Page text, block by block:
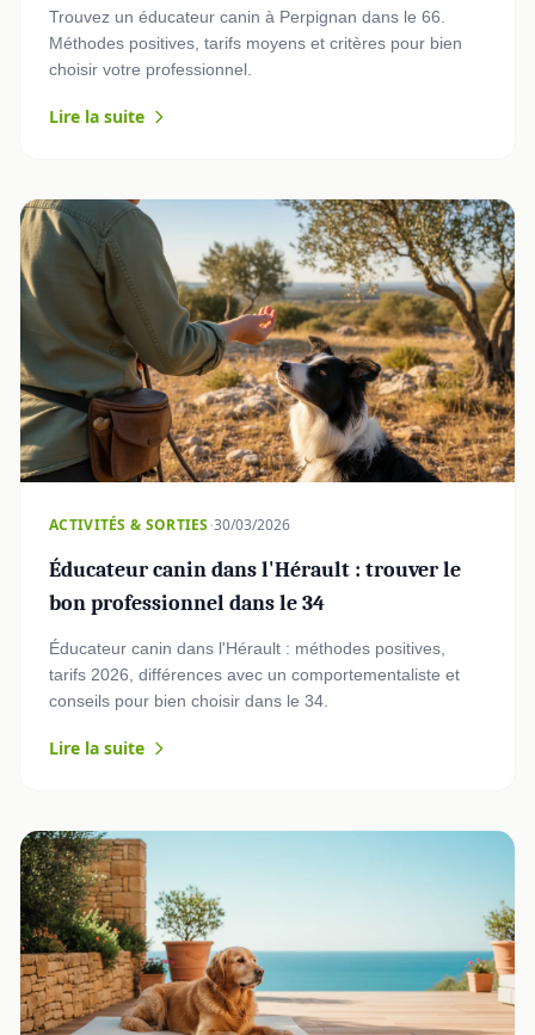
Trouvez un éducateur canin à Perpignan dans le 66.
Méthodes positives, tarifs moyens et critères pour bien
choisir votre professionnel.
Lire la suite
ACTIVITÉS & SORTIES·30/03/2026
Éducateur canin dans l'Hérault : trouver le
bon professionnel dans le 34
Éducateur canin dans l'Hérault : méthodes positives,
tarifs 2026, différences avec un comportementaliste et
conseils pour bien choisir dans le 34.
Lire la suite